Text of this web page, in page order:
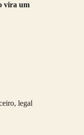
vira um
legal